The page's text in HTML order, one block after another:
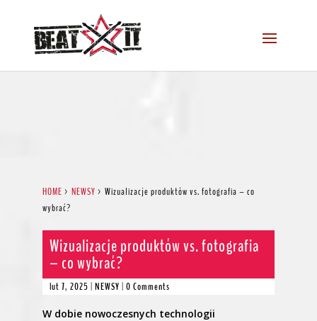
HOME > NEWSY > Wizualizacje produktów vs. fotografia – co
wybrać?
Wizualizacje produktów vs. fotografia
– co wybrać?
lut 7, 2025 | NEWSY | 0 Comments
W dobie nowoczesnych technologii